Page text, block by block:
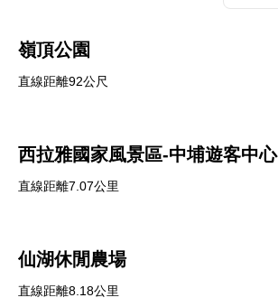
嶺頂公園
直線距離92公尺
西拉雅國家風景區-中埔遊客中心
直線距離7.07公里
仙湖休閒農場
直線距離8.18公里